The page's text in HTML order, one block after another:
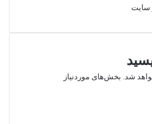
سایت
شد. بخش‌های موردنیاز